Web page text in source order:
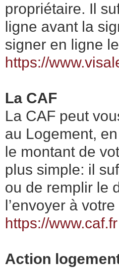
propriétaire. Il
ligne avant la
signer en ligne
https://
La CAF
La CAF peut
au Logement,
le montant de
plus simple: il
ou de remplir le
l’envoyer à votre
https://www.caf.fr
Action